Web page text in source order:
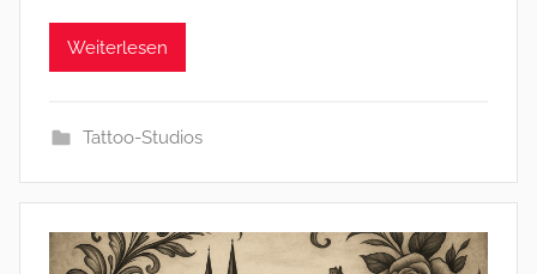
Weiterlesen
Tattoo-Studios